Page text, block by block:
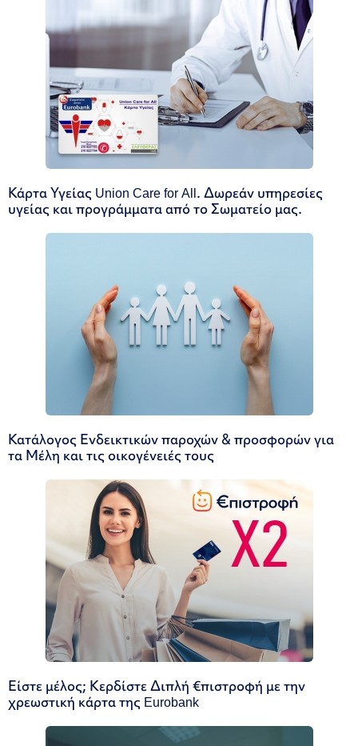
Κάρτα Υγείας Union Care for All. Δωρεάν υπηρεσίες
υγείας και προγράμματα από το Σωματείο μας.
Κατάλογος Ενδεικτικών παροχών & προσφορών για
τα Μέλη και τις οικογένειές τους
Είστε μέλος; Κερδίστε Διπλή €πιστροφή με την
χρεωστική κάρτα της Eurobank